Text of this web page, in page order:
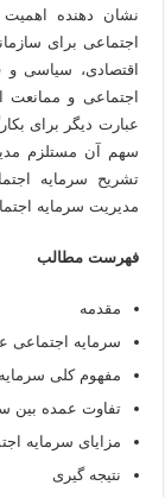
نشان دهنده
اجتماعی برای
اقتصادی، سیاسی و
اجتماعی و ممانعت
عبارت دیگر برای
سهم آن مستلزم
تشریح سرمایه
مدیریت سرمایه
فهرست مطالب
مقدمه
سرمایه اجتماعی
مفهوم کلی
تفاوت عمده بین
مزایای سرمایه
نتیجه گیری